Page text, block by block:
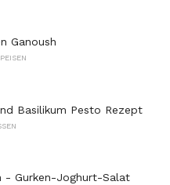
Ganoush
Basilikum Pesto Rezept
- Gurken-Joghurt-Salat